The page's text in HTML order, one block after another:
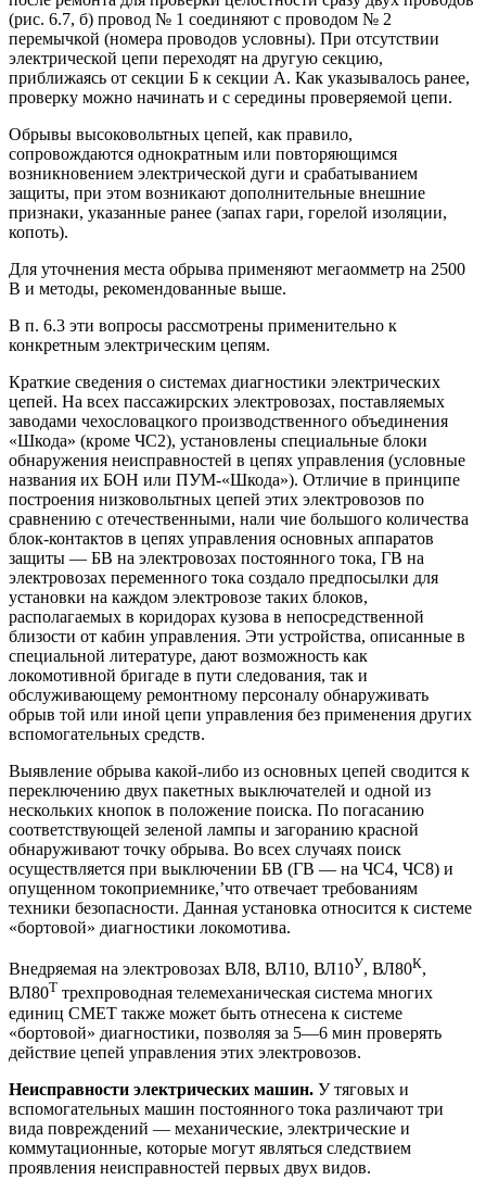
(рис. 6.7, б) провод № 1 соединяют с проводом № 2
перемычкой (номера проводов условны). При отсутствии
электрической цепи переходят на другую секцию,
приближаясь от секции Б к секции А. Как указывалось ранее,
проверку можно начинать и с середины проверяемой цепи.
Обрывы высоковольтных цепей, как правило,
сопровождаются однократным или повторяющимся
возникновением электрической дуги и срабатыванием
защиты, при этом возникают дополнительные внешние
признаки, указанные ранее (запах гари, горелой изоляции,
копоть).
Для уточнения места обрыва применяют мегаомметр на 2500
В и методы, рекомендованные выше.
В п. 6.3 эти вопросы рассмотрены применительно к
конкретным электрическим цепям.
Краткие сведения о системах диагностики электрических
цепей. На всех пассажирских электровозах, поставляемых
заводами чехословацкого производственного объединения
«Шкода» (кроме ЧС2), установлены специальные блоки
обнаружения неисправностей в цепях управления (условные
названия их БОН или ПУМ-«Шкода»). Отличие в принципе
построения низковольтных цепей этих электровозов по
сравнению с отечественными, нали чие большого количества
блок-контактов в цепях управления основных аппаратов
защиты — БВ на электровозах постоянного тока, ГВ на
электровозах переменного тока создало предпосылки для
установки на каждом электровозе таких блоков,
располагаемых в коридорах кузова в непосредственной
близости от кабин управления. Эти устройства, описанные в
специальной литературе, дают возможность как
локомотивной бригаде в пути следования, так и
обслуживающему ремонтному персоналу обнаруживать
обрыв той или иной цепи управления без применения других
вспомогательных средств.
Выявление обрыва какой-либо из основных цепей сводится к
переключению двух пакетных выключателей и одной из
нескольких кнопок в положение поиска. По погасанию
соответствующей зеленой лампы и загоранию красной
обнаруживают точку обрыва. Во всех случаях поиск
осуществляется при выключении БВ (ГВ — на ЧС4, ЧС8) и
опущенном токоприемнике,’что отвечает требованиям
техники безопасности. Данная установка относится к системе
«бортовой» диагностики локомотива.
Внедряемая на электровозах ВЛ8, ВЛ10, ВЛ10У, ВЛ80К,
ВЛ80Т трехпроводная телемеханическая система многих
единиц СМЕТ также может быть отнесена к системе
«бортовой» диагностики, позволяя за 5—6 мин проверять
действие цепей управления этих электровозов.
Неисправности электрических машин. У тяговых и
вспомогательных машин постоянного тока различают три
вида повреждений — механические, электрические и
коммутационные, которые могут являться следствием
проявления неисправностей первых двух видов.